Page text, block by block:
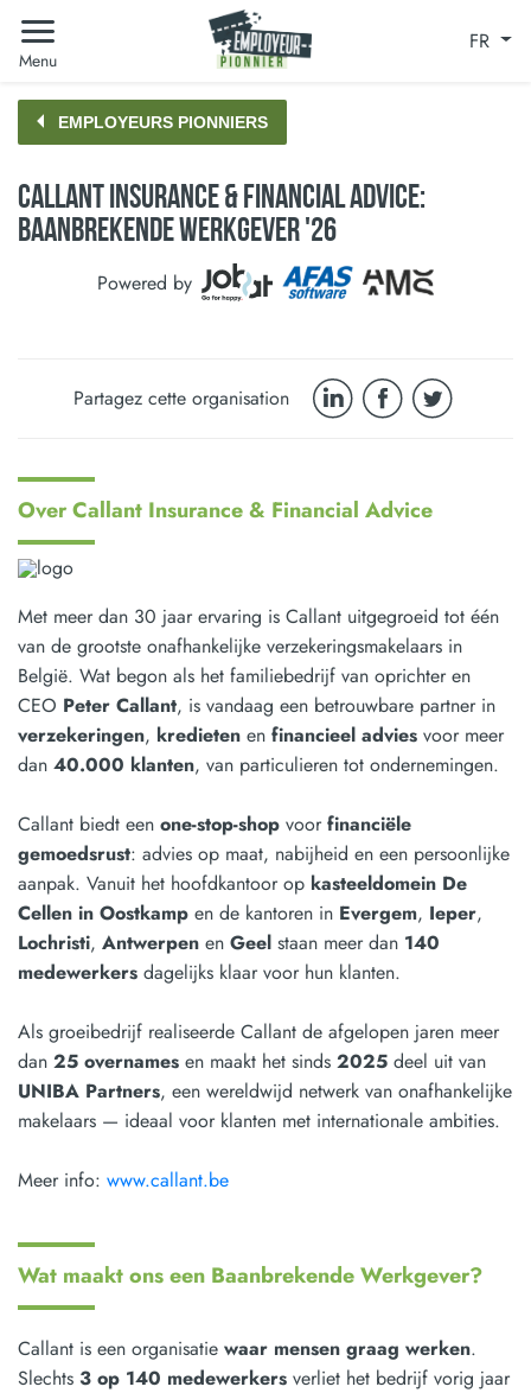
Menu
FR
EMPLOYEURS PIONNIERS
Callant Insurance & Financial Advice:
Baanbrekende Werkgever '26
Powered by
Partagez cette organisation
Over Callant Insurance & Financial Advice
Met meer dan 30 jaar ervaring is Callant uitgegroeid tot één
van de grootste onafhankelijke verzekeringsmakelaars in
België. Wat begon als het familiebedrijf van oprichter en
CEO Peter Callant, is vandaag een betrouwbare partner in
verzekeringen, kredieten en financieel advies voor meer
dan 40.000 klanten, van particulieren tot ondernemingen.
Callant biedt een one-stop-shop voorfinanciële
gemoedsrust: advies op maat, nabijheid en een persoonlijke
aanpak. Vanuit het hoofdkantoor op kasteeldomein De
Cellen in Oostkamp en de kantoren in Evergem, Ieper,
Lochristi, Antwerpen en Geel staan meer dan 140
medewerkers dagelijks klaar voor hun klanten.
Als groeibedrijf realiseerde Callant de afgelopen jaren meer
dan 25 overnames en maakt het sinds 2025 deel uit van
UNIBA Partners, een wereldwijd netwerk van onafhankelijke
makelaars — ideaal voor klanten met internationale ambities.
Meer info: www.callant.be
Wat maakt ons een Baanbrekende Werkgever?
Callant is een organisatie waar mensen graag werken.
Slechts 3 op 140 medewerkers verliet het bedrijf vorig jaar